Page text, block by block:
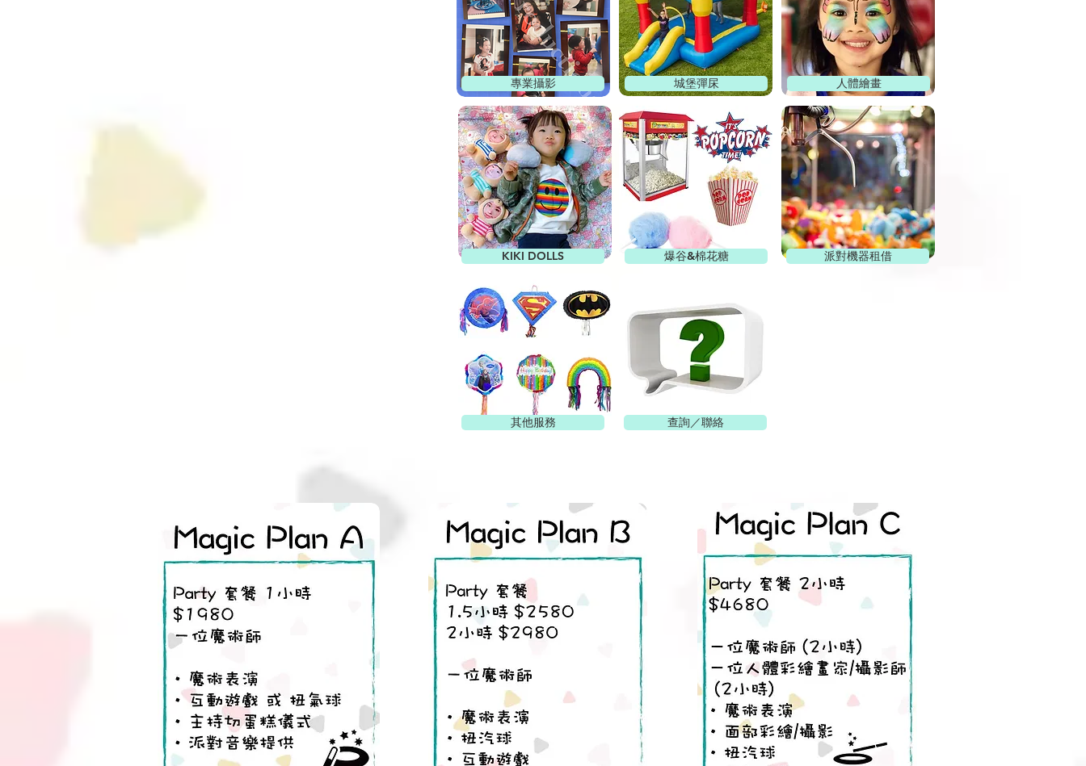
專業攝影
KIKI DOLLS
其他服務
城堡彈杘
查詢／聯絡
爆谷&棉花糖
人體繪畫
派對機器租借